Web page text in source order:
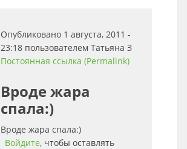
Опубликовано 1 августа, 2011 -
23:18 пользователем Татьяна З
Постоянная ссылка (Permalink)
Вроде жара
спала:)
Вроде жара спала:)
Войдите, чтобы оставлять